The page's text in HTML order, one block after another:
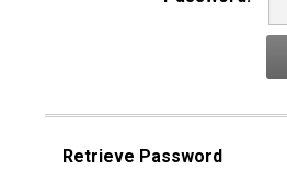
Retrieve Password